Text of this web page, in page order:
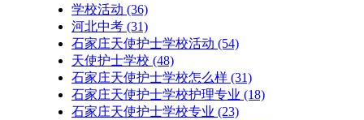
学校活动 (36)
河北中考 (31)
石家庄天使护士学校活动 (54)
天使护士学校 (48)
石家庄天使护士学校怎么样 (31)
石家庄天使护士学校护理专业 (18)
石家庄天使护士学校专业 (23)